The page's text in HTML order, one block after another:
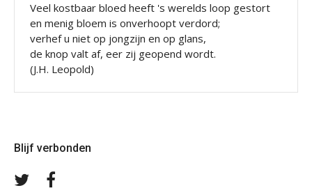
Veel kostbaar bloed heeft 's werelds loop gestort
en menig bloem is onverhoopt verdord;
verhef u niet op jongzijn en op glans,
de knop valt af, eer zij geopend wordt.
(J.H. Leopold)
Blijf verbonden
Volg